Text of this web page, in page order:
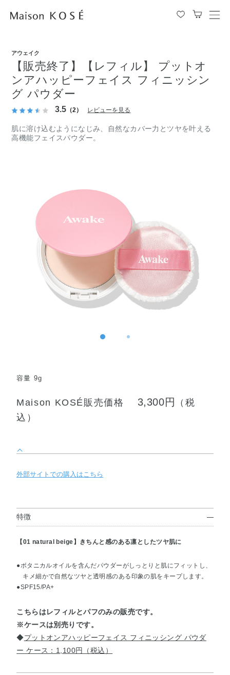
メ
アウェイク
【販売終了】【レフィル】 プットオ
ンアハッピーフェイス フィニッシン
グ パウダー
3.5 （2） レビューを見る
肌に溶け込むようになじみ、自然なカバー力とツヤを叶える
高機能フェイスパウダー。
容量 9g
Maison KOSÉ販売価格 3,300円
（税
込）
外部サイトでの購入はこちら
特徴
【01 natural beige】きちんと感のある凛としたツヤ肌に
●ボタニカルオイルを含んだパウダーがしっとりと肌にフィットし、
キメ細かで自然なツヤと透明感のある印象の肌をキープします。
●SPF15/PA+
こちらはレフィルとパフのみの販売です。
※ケースは別売りです。
◆プットオンアハッピーフェイス フィニッシング パウダ
ー ケース：1,100円（税込）